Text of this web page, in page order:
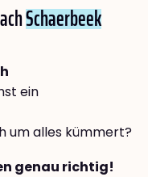
Schaerbeek
ein
um alles kümmert?
genau richtig!